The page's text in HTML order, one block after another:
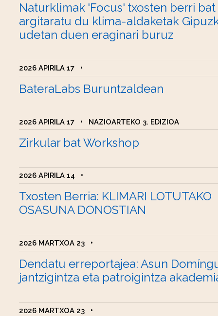
Naturklimak 'Focus' txosten berri bat
argitaratu du klima-aldaketak
udetan duen eraginari buruz
2026 APIRILA 17 •
BateraLabs Buruntzaldean
2026 APIRILA 17 • NAZIOARTEKO 3. EDIZIOA
Zirkular bat Workshop
2026 APIRILA 14 •
Txosten Berria: KLIMARI LOTUTAKO
OSASUNA DONOSTIAN
2026 MARTXOA 23 •
Dendatu erreportajea: Asun
jantzigintza eta patroigintza
2026 MARTXOA 23 •